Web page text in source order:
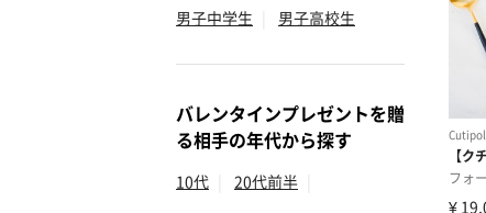
男子中学生
男子高校生
バレンタインプレゼントを贈
る相手の年代から探す
10代 20代前半